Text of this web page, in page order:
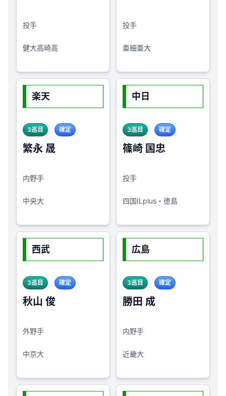
投手
健大高崎高
投手
亜細亜大
楽天
3巡目 確定
繁永 晟
内野手
中央大
中日
3巡目 確定
篠崎 国忠
投手
四国ILplus・徳島
西武
3巡目 確定
秋山 俊
外野手
中京大
広島
3巡目 確定
勝田 成
内野手
近畿大